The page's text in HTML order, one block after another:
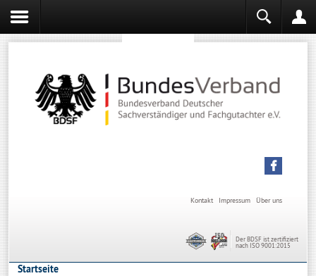
Über uns
Impressum
Kontakt
Der BDSF ist zertifiziert
nach ISO 9001:2015
Startseite